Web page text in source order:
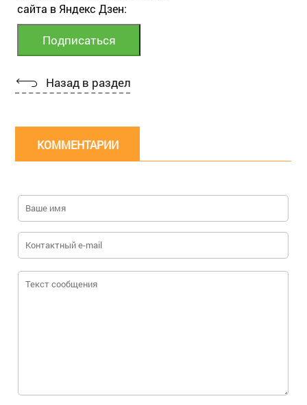
сайта в Яндекс Дзен:
Назад в раздел
КОММЕНТАРИИ